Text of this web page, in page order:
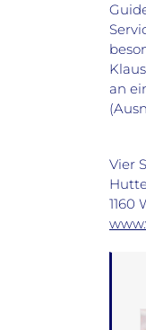
an
Vier
1160